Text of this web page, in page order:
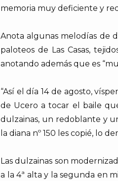
memoria muy deficiente y
Anota algunas melodías de
paloteos de Las Casas,
anotando además que es
“Así el día 14 de agosto,
de Ucero a tocar el baile
dulzainas, un redoblante y
la diana nº 150 les copié, lo
Las dulzainas son
a la 4ª alta y la segunda en